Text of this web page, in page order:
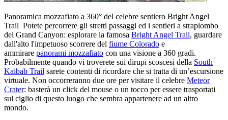
Panoramica mozzafiato a 360° del celebre sentiero Bright Angel
Trail Potete percorrere gli stretti passaggi ed i sentieri a strapiombo
del Grand Canyon: esplorare la famosa Bright Angel Trail, guardare
dall'alto l'impetuoso scorrere del fiume Colorado e
ammirare panorami mozzafiato con una visione a 360 gradi.
Probabilmente quando vi troverete sui dirupi scoscesi della South
Kaibab Trail sarete contenti di ricordare che si tratta di un’escursione
virtuale. Non occorreranno due ore per visitare il celebre Meteor
Crater: basterà un click del mouse o un tocco per essere trasportati
sul ciglio di questo luogo che sembra appartenere ad un altro
mondo.